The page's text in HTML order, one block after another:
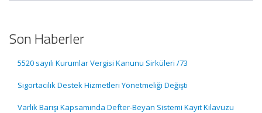
Son Haberler
5520 sayılı Kurumlar Vergisi Kanunu Sirküleri /73
Sigortacılık Destek Hizmetleri Yönetmeliği Değişti
Varlık Barışı Kapsamında Defter-Beyan Sistemi Kayıt Kılavuzu